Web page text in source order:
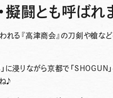
擬闘とも呼ばれ
れる『高津商会』の刀剣や槍な
に浸りながら京都で「SHOGUN
♪